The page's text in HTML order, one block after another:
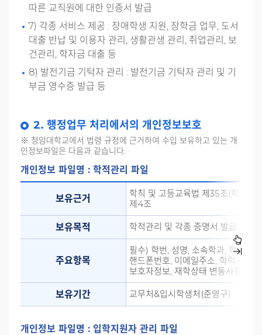
따른 교직원에 대한 인증서 발급
7) 각종 서비스 제공 : 장애학생 지원, 장학금 업무, 도서
대출 반납 및 이용자 관리, 생활관생 관리, 취업관리, 보
건관리, 학자금 대출 등
8) 발전기금 기탁자 관리 : 발전기금 기탁자 관리 및 기
부금 영수증 발급 등
2. 행정업무 처리에서의 개인정보보호
※ 청암대학교에서 법령 규정에 근거하여 수입 보유하고 있는 개
인정보파일은 다음과 같습니다.
개인정보 파일명 : 학적관리 파일
보유근거
학칙 및 고등교육법 제35조(학위의
제4조
보유목적 학적관리 및 각종 증명서 발급
주요항목
필수) 학번, 성명, 소속학과, 학년, 주
핸드폰번호, 이메일주소, 학력사항,
보호자정보, 재학상태 변동사항
보유기간 교무처&입시학생처(준영구)
개인정보 파일명 : 입학지원자 관리 파일